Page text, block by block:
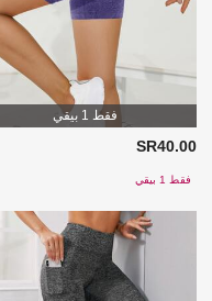
فقط 1 بيقي
SR40.00
فقط 1 بيقي